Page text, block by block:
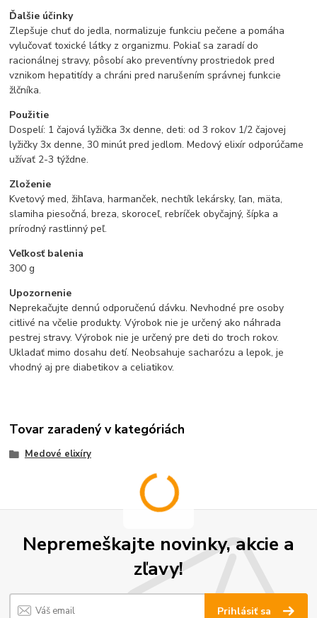
Ďalšie účinky
Zlepšuje chuť do jedla, normalizuje funkciu pečene a pomáha
vylučovať toxické látky z organizmu. Pokiaľ sa zaradí do
racionálnej stravy, pôsobí ako preventívny prostriedok pred
vznikom hepatitídy a chráni pred narušením správnej funkcie
žlčníka.
Použitie
Dospelí: 1 čajová lyžička 3x denne, deti: od 3 rokov 1/2 čajovej
lyžičky 3x denne, 30 minút pred jedlom. Medový elixír odporúčame
užívať 2-3 týždne.
Zloženie
Kvetový med, žihľava, harmanček, nechtík lekársky, ľan, mäta,
slamiha piesočná, breza, skoroceľ, rebríček obyčajný, šípka a
prírodný rastlinný peľ.
Veľkosť balenia
300 g
Upozornenie
Neprekačujte dennú odporučenú dávku. Nevhodné pre osoby
citlivé na včelie produkty. Výrobok nie je určený ako náhrada
pestrej stravy. Výrobok nie je určený pre deti do troch rokov.
Ukladať mimo dosahu detí. Neobsahuje sacharózu a lepok, je
vhodný aj pre diabetikov a celiatikov.
Tovar zaradený v kategóriách
Medové elixíry
Nepremeškajte novinky, akcie a
zľavy!
Prihlásiť sa